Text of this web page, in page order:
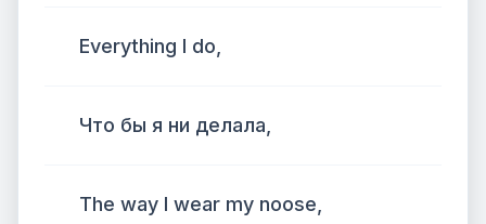
Everything I do,
Что бы я ни делала,
The way I wear my noose,